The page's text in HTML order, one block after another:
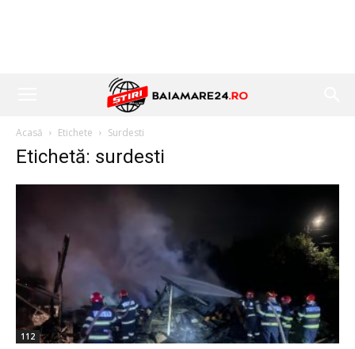
Acasă Etichete Surdesti
Etichetă: surdesti
112